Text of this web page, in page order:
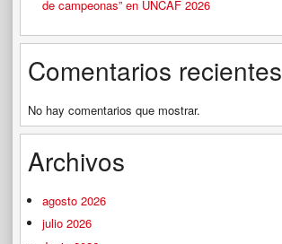
de campeonas” en UNCAF 2026
Comentarios recientes
No hay comentarios que mostrar.
Archivos
agosto 2026
julio 2026